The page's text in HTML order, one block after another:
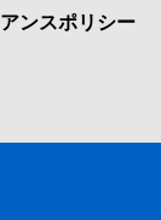
ンスポリシー